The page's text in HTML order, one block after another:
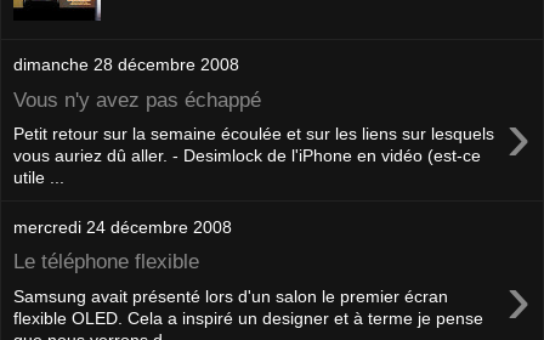
dimanche 28 décembre 2008
Vous n'y avez pas échappé ›
Petit retour sur la semaine écoulée et sur les liens sur lesquels
vous auriez dû aller. - Desimlock de l'iPhone en vidéo (est-ce
utile ...
mercredi 24 décembre 2008
Le téléphone flexible ›
Samsung avait présenté lors d'un salon le premier écran
flexible OLED. Cela a inspiré un designer et à terme je pense